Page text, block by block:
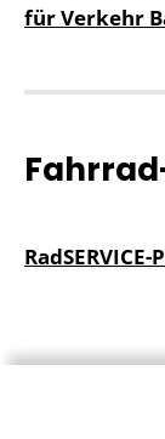
für Verkehr